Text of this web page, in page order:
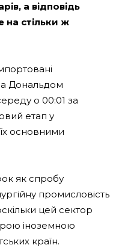
а відповідь
на стільки ж
Дональдом
о 00:01 за
етап у
основними
як спробу
промисловість
цей сектор
іноземною
країн.